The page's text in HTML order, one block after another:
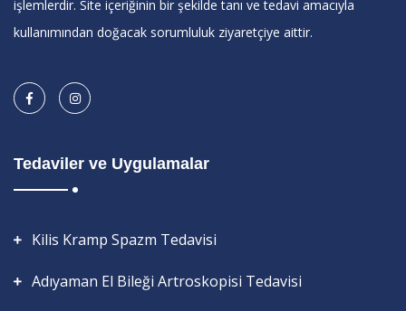
işlemlerdir. Site içeriğinin bir şekilde tanı ve tedavi amacıyla
kullanımından doğacak sorumluluk ziyaretçiye aittir.
Tedaviler ve Uygulamalar
Kilis Kramp Spazm Tedavisi
Adıyaman El Bileği Artroskopisi Tedavisi